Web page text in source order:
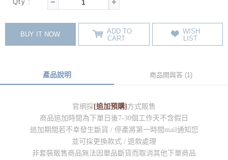
Qty :
BUY IT NOW
ADD TO
CART
WISH
LIST
產品說明 商品問與答 (1)
官網採[追加預購]方式販售
商品追加時間為下單日後7-30個工作天不含假日
追加期間若不幸發生斷貨 / 停產將第一時間mail通知您
並可採更換款式 / 退款處理
非套裝販售商品無法因單品斷貨而取消其他下單商品